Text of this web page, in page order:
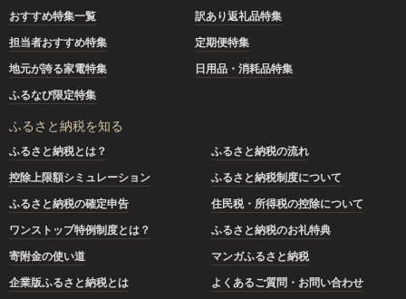
おすすめ特集一覧
訳あり返礼品特集
担当者おすすめ特集
定期便特集
地元が誇る家電特集
日用品・消耗品特集
ふるなび限定特集
ふるさと納税を知る
ふるさと納税とは？
ふるさと納税の流れ
控除上限額シミュレーション
ふるさと納税制度について
ふるさと納税の確定申告
住民税・所得税の控除について
ワンストップ特例制度とは？
ふるさと納税のお礼特典
寄附金の使い道
マンガふるさと納税
企業版ふるさと納税とは
よくあるご質問・お問い合わせ